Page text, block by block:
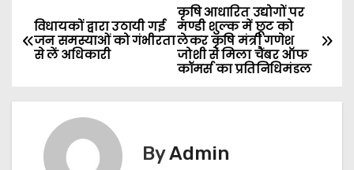
P
o
कृषि आधारित उद्योगों पर
मण्डी शुल्क में छूट को
लेकर कृषि मंत्री गणेश
जोशी से मिला चैंबर ऑफ
कॉमर्स का प्रतिनिधिमंडल
विधायकों द्वारा उठायी गई
जन समस्याओं को गंभीरता
से लें अधिकारी
ByAdmin